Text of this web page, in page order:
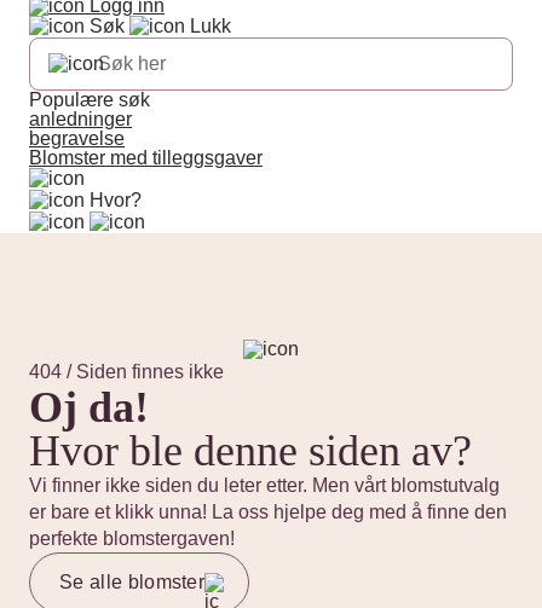
Logg inn
Søk
Lukk
Populære søk
anledninger
begravelse
Blomster med tilleggsgaver
Hvor?
404 / Siden finnes ikke
Oj da!
Hvor ble denne siden av?
Vi finner ikke siden du leter etter. Men vårt blomstutvalg
er bare et klikk unna! La oss hjelpe deg med å finne den
perfekte blomstergaven!
Se alle blomster